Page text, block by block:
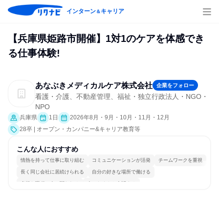
インターン＆キャリア
【兵庫県姫路市開催】1対1のケアを体感でき
る仕事体験!
あなぶきメディカルケア株式会社 企業をフォロー
看護・介護、不動産管理、福祉・独立行政法人・NGO・
NPO
兵庫県 1日
2026年8月・9月・10月・11月・12月
28卒 | オープン・カンパニー&キャリア教育等
こんな人におすすめ
情熱を持って仕事に取り組む コミュニケーションが活発 チームワークを重視
長く同じ会社に居続けられる 自分の好きな場所で働ける
多様な職種の人と関われる 人とたくさん会話する